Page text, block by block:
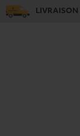
LIVRAISON